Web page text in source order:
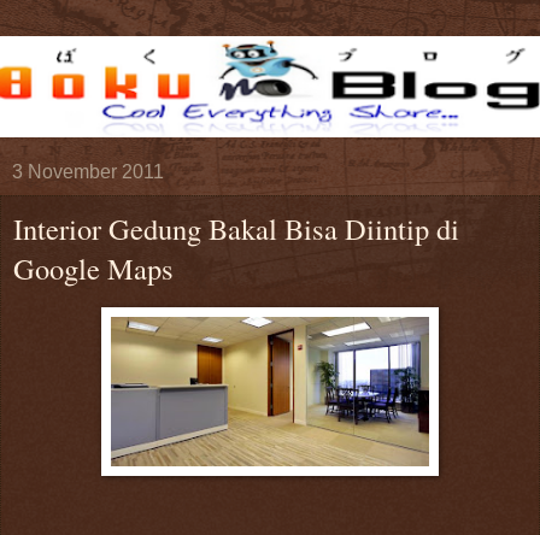
3 November 2011
Interior Gedung Bakal Bisa Diintip di
Google Maps